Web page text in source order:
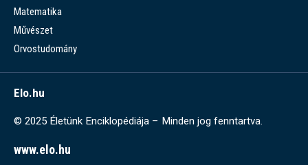
Matematika
Művészet
Orvostudomány
Elo.hu
© 2025 Életünk Enciklopédiája – Minden jog fenntartva.
www.elo.hu